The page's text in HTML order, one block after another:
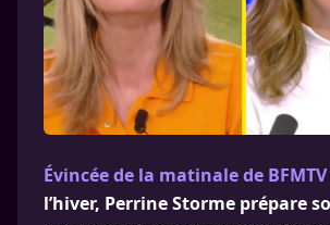
Évincée de la matinale de BFMTV
l’hiver, Perrine Storme prépare